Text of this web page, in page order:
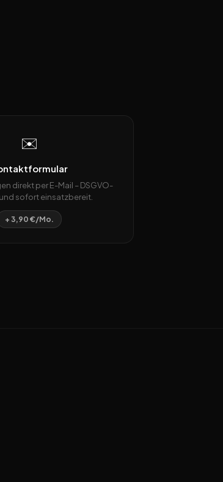
✉️
direkt per E-Mail – DSGVO-
sofort einsatzbereit.
+ 3,90 €/Mo.